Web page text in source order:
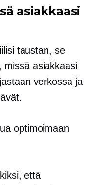
asiakkaasi
taustan, se
missä asiakkaasi
​​verkossa ja
optimoimaan
että